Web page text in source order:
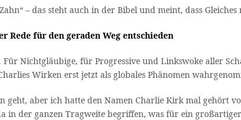
– das steht auch in der Bibel und meint, dass
Rede für den geraden Weg entschieden
Nichtgläubige, für Progressive und Linkswoke aller
Wirken erst jetzt als globales Phänomen
geht, aber ich hatte den Namen Charlie Kirk mal gehört
in der ganzen Tragweite begriffen, was für ein